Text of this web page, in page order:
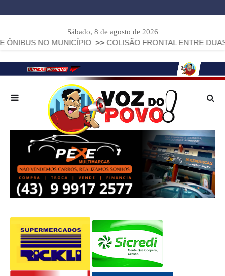
Sábado, 8 de agosto de 2026
NO MUNICÍPIO >> COLISÃO FRONTAL ENTRE DUAS FIAT